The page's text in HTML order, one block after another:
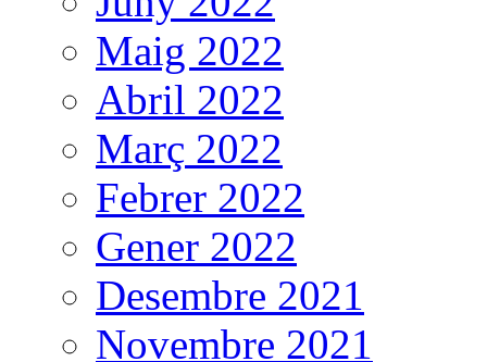
Maig 2022
Abril 2022
Març 2022
Febrer 2022
Gener 2022
Desembre 2021
Novembre 2021